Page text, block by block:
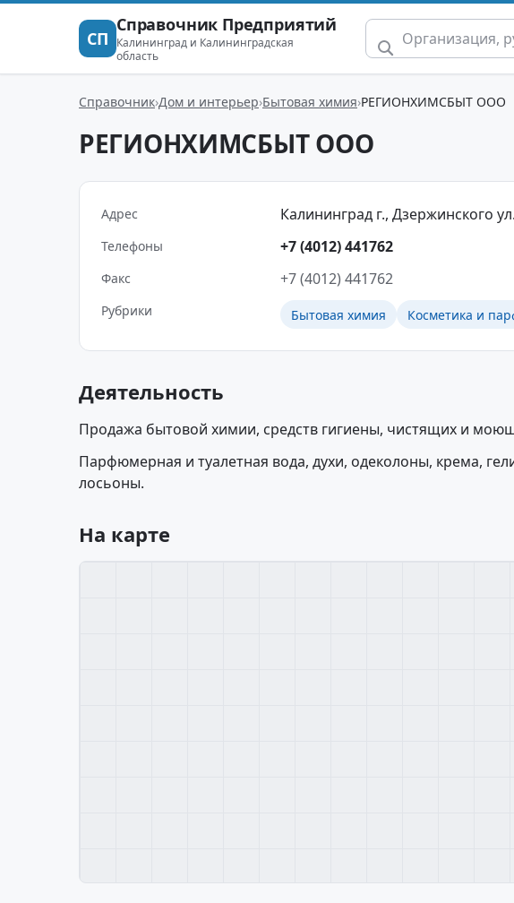
СП
Справочник Предприятий
Калининград и Калининградская
область
Справочник Дом и интерьер Бытовая химия РЕГИОНХИМСБЫТ ООО
РЕГИОНХИМСБЫТ ООО
Адрес Калининград г., Дзержинского
Телефоны +7 (4012) 441762
Факс +7 (4012) 441762
Рубрики Бытовая химия Косметика и
Деятельность
Продажа бытовой химии, средств гигиены, чистящих и
Парфюмерная и туалетная вода, духи, одеколоны, крема,
лосьоны.
На карте